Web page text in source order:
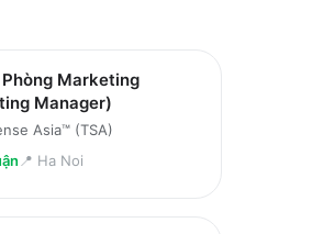
Marketing
Manager)
Asia™ (TSA)
📍 Ha Noi